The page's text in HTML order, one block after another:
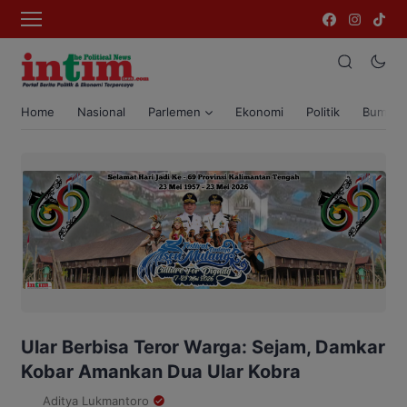
Home Nasional Parlemen Ekonomi Politik Bumi
Ular Berbisa Teror Warga: Sejam, Damkar
Kobar Amankan Dua Ular Kobra
Aditya Lukmantoro